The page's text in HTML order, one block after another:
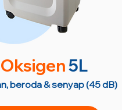
5L
beroda & senyap (45 dB)